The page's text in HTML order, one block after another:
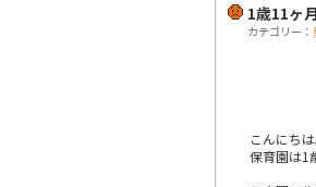
1歳11ヶ
カテゴリー：
こんにち
保育園は1